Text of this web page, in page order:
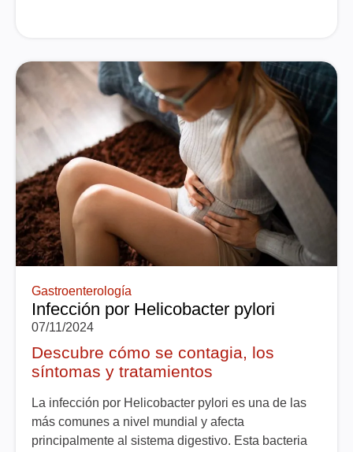
Gastroenterología
Infección por Helicobacter pylori
07/11/2024
Descubre cómo se contagia, los
síntomas y tratamientos
La infección por Helicobacter pylori es una de las
más comunes a nivel mundial y afecta
principalmente al sistema digestivo. Esta bacteria